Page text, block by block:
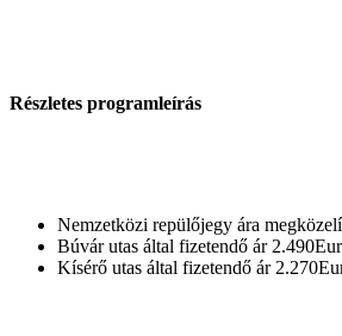
Részletes programleírás
Nemzetközi repülőjegy ára
Búvár utas által fizetendő ár 2.490Eur
Kísérő utas által fizetendő ár